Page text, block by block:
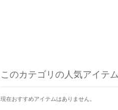
このカテゴリの人気アイテム
現在おすすめアイテムはありません。